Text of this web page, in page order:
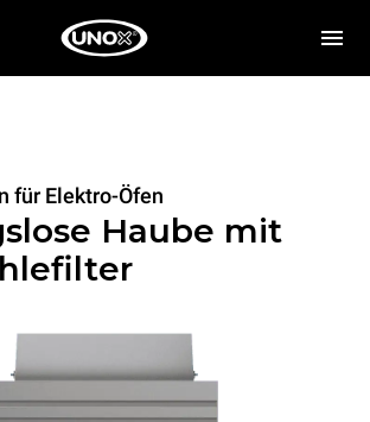
für Elektro-Öfen
Haube mit